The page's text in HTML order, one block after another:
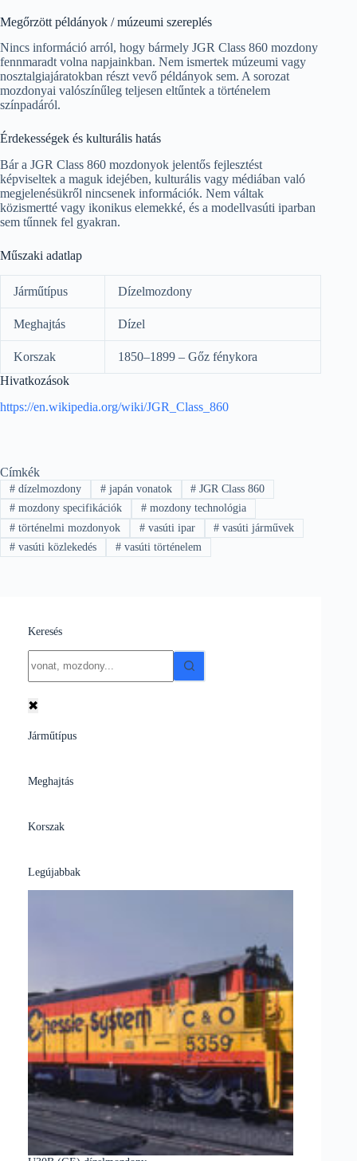
Megőrzött példányok / múzeumi szereplés
Nincs információ arról, hogy bármely JGR Class 860 mozdony
fennmaradt volna napjainkban. Nem ismertek múzeumi vagy
nosztalgiajáratokban részt vevő példányok sem. A sorozat
mozdonyai valószínűleg teljesen eltűntek a történelem
színpadáról.
Érdekességek és kulturális hatás
Bár a JGR Class 860 mozdonyok jelentős fejlesztést
képviseltek a maguk idejében, kulturális vagy médiában való
megjelenésükről nincsenek információk. Nem váltak
közismertté vagy ikonikus elemekké, és a modellvasúti iparban
sem tűnnek fel gyakran.
Műszaki adatlap
Járműtípus Dízelmozdony
Meghajtás Dízel
Korszak
1850–1899 – Gőz fénykora
Hivatkozások
https://en.wikipedia.org/wiki/JGR_Class_860
Címkék
#dízelmozdony #japán vonatok # JGR Class 860
#mozdony specifikációk #mozdony technológia
#történelmi mozdonyok #vasúti ipar # vasúti járművek
#vasúti közlekedés #vasúti történelem
Keresés
results
✖
Járműtípus
Meghajtás
Korszak
Legújabbak